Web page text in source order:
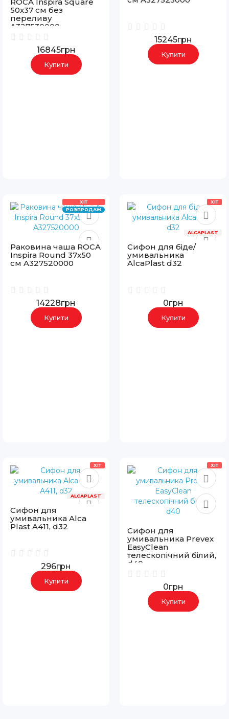
50x37 см без
переливу
A327530000
16845грн
Купити
15245грн
Купити
ХІТ
РОЗПРОДАЖ
Раковина чаша ROCA
Inspira Round 37x50
см A327520000
14228грн
Купити
ХІТ
ALCAPLAST
Сифон для біде/
умивальника
AlcaPlast d32
0грн
Купити
ХІТ
ALCAPLAST
Сифон для
умивальника Alca
Plast A411, d32
296грн
Купити
ХІТ
Сифон для
умивальника Prevex
EasyClean
телескопічний білий,
d40
0грн
Купити